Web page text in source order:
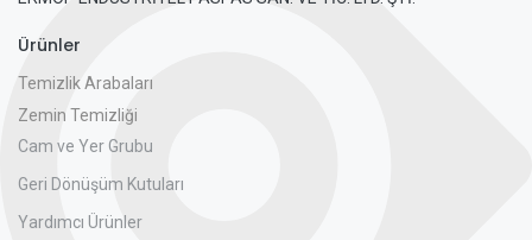
Ürünler
Temizlik Arabaları
Zemin Temizliği
Cam ve Yer Grubu
Geri Dönüşüm Kutuları
Yardımcı Ürünler